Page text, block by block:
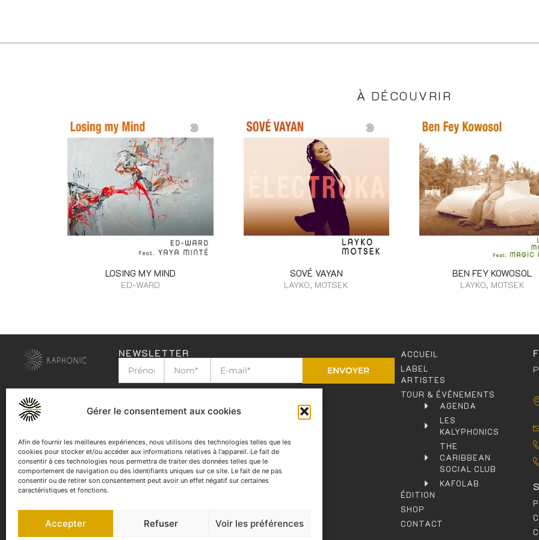
Gérer le consentement aux cookies
Afin de fournir les meilleures expériences, nous utilisons des technologies telles que les
cookies pour stocker et/ou accéder aux informations relatives à l'appareil. Le fait de
consentir à ces technologies nous permettra de traiter des données telles que le
comportement de navigation ou des identifiants uniques sur ce site. Le fait de ne pas
consentir ou de retirer son consentement peut avoir un effet négatif sur certaines
caractéristiques et fonctions.
Accepter Refuser Voir les préférences
À DÉCOUVRIR
LOSING MY MIND
ED-WARD
SOVÉ VAYAN
LAYKO, MOTSEK
BEN FEY KOWOSOL
LAYKO, MOTSEK
NEWSLETTER
ENVOYER
ACCUEIL
LABEL
ARTISTES
TOUR & ÉVÉNEMENTS
AGENDA
LES
KALYPHONICS
THE
CARIBBEAN
SOCIAL CLUB
KAFOLAB
ÉDITION
SHOP
CONTACT